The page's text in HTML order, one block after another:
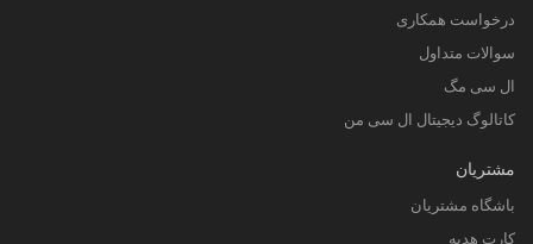
درخواست همکاری
سوالات متداول
ال سی مگ
کاتالوگ دیجیتال ال سی من
مشتریان
باشگاه مشتریان
کارت هدیه